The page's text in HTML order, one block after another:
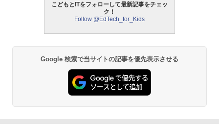
モルカ: 原子・分子に強くなるカードゲ
ーム
物理実験モデル楽器電磁気教材を教える
ダルトンボード/ゴルトンボード物理学、
こどもとITをフォローして最新記事をチェッ
ク！
Follow @EdTech_for_Kids
Google 検索で当サイトの記事を優先表示させる